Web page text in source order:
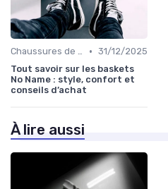
Chaussures de Basket • 31/12/2025
Tout savoir sur les baskets
No Name : style, confort et
conseils d’achat
À lire aussi